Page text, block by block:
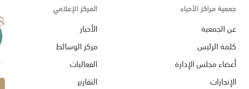
جمعية مراكز الأحياء
عن الجمعية
كلمة الرئيس
أعضاء مجلس الإدارة
الإنجازات
المركز الإعلامي
الأخبار
مركز الوسائط
الفعاليات
التقارير